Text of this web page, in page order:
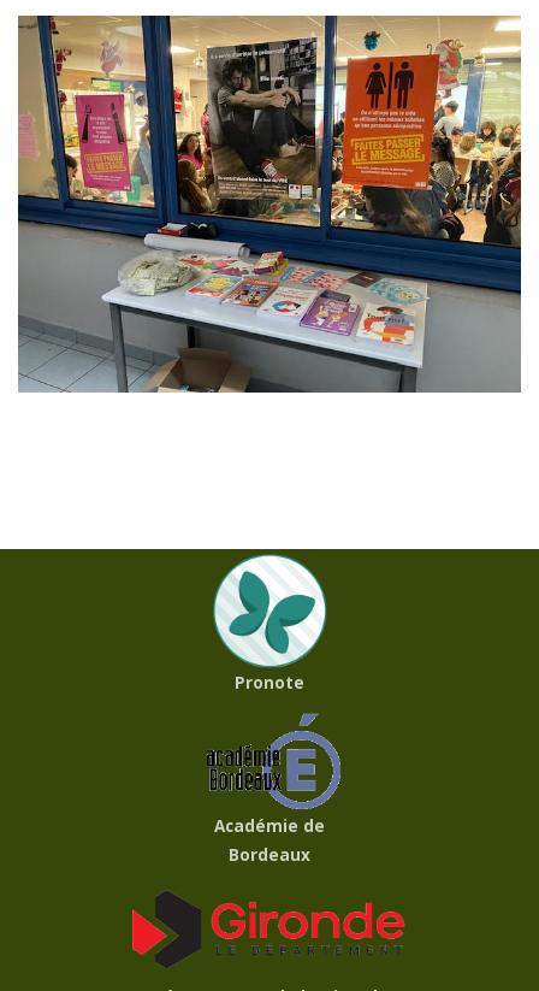
Pronote
Académie de
Bordeaux